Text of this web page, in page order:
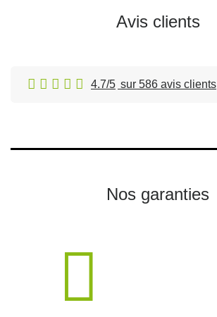
Avis clients
4.7/5 sur 586 avis clients
Nos garanties